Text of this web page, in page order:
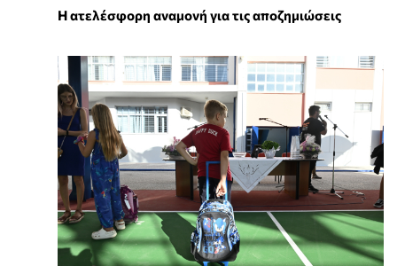
Η ατελέσφορη αναμονή για τις αποζημιώσεις